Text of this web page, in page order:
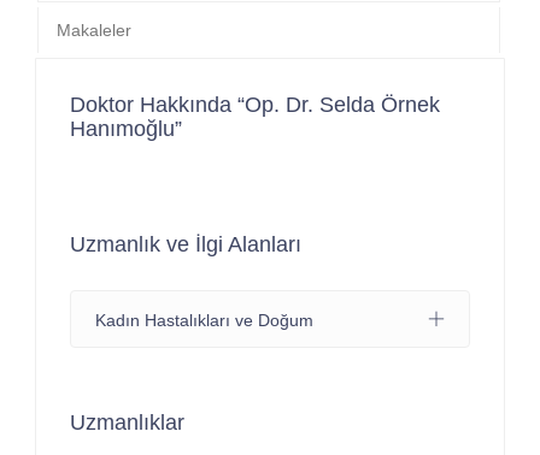
Makaleler
Doktor Hakkında “Op. Dr. Selda Örnek
Hanımoğlu”
Uzmanlık ve İlgi Alanları
Kadın Hastalıkları ve Doğum
Uzmanlıklar